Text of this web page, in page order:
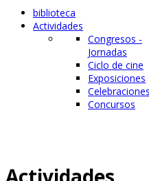
biblioteca
Actividades
Congresos -
Jornadas
Ciclo de cine
Exposiciones
Celebraciones
Concursos